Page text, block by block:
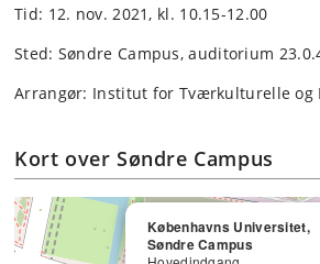
Tid: 12. nov. 2021, kl. 10.15-12.00
Sted: Søndre Campus, auditorium
Arrangør: Institut for Tværkulturelle og
Kort over Søndre Campus
Københavns Universitet,
Søndre Campus